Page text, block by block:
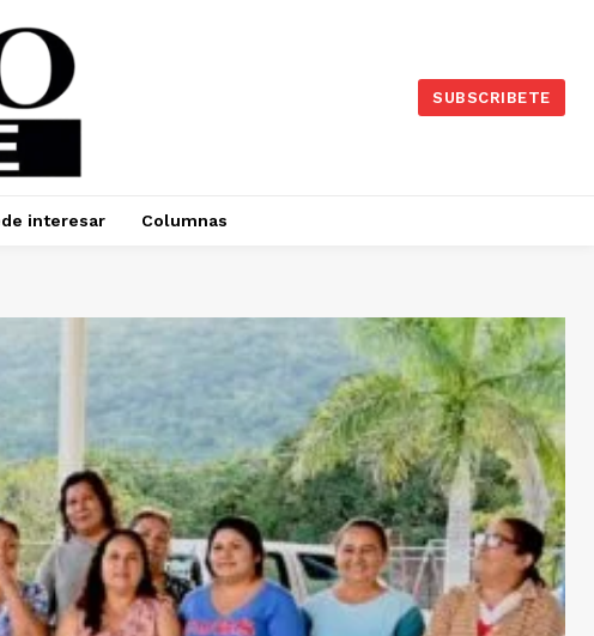
SUBSCRIBETE
interesar Columnas